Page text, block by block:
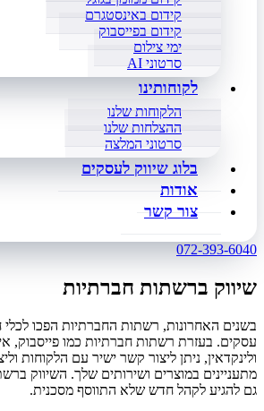
קידום באינסטגרם
קידום בפייסבוק
ימי צילום
סרטוני AI
לקוחותינו
הלקוחות שלנו
ההצלחות שלנו
סרטוני המלצה
בלוג שיווק לעסקים
אודות
צור קשר
072-393-6040
שיווק ברשתות חברתיות
בשנים האחרונות, רשתות החברתיות הפכו לכלי
עסקים. בעזרת רשתות חברתיות כמו פייסבוק,
ולינקדאין, ניתן ליצור קשר ישיר עם הלקוחות
מתעניינים במוצרים ושירותים שלך. השיווק
גם להגיע לקהל חדש שלא התווסף מסכנית.